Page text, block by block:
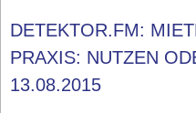
DETEKTOR.FM:
PRAXIS: NUTZEN
13.08.2015